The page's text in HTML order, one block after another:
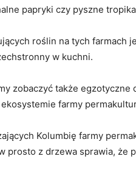
papryki​ czy pyszne
roślin na tych​ farmach
w kuchni.
zobaczyć także
farmy
‌Kolumbię farmy
prosto z drzewa sprawia, że